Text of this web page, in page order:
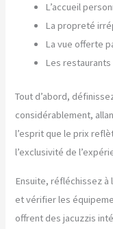
L’accueil
La propreté
La vue offerte
Les
Tout d’abord,
considérablement,
l’esprit que le prix
l’exclusivité de
Ensuite, réfléchissez à
et vérifier les
offrent des jacuzzis